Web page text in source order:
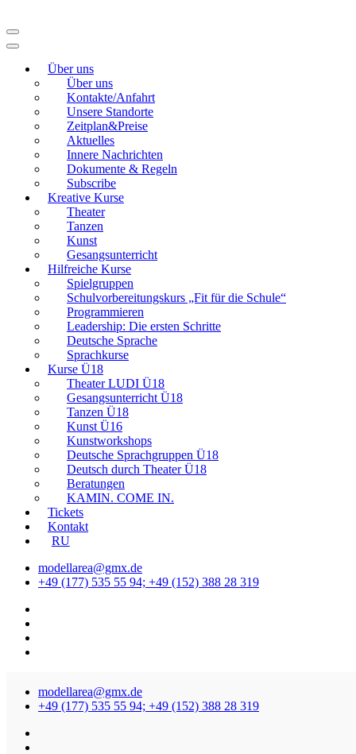
Inhalt
springen
drücken)Über uns
Über uns
Kontakte/Anfahrt
Unsere Standorte
Zeitplan&Preise
Aktuelles
Innere Nachrichten
Dokumente & Regeln
Subscribe
Kreative Kurse
Theater
Tanzen
Kunst
Gesangsunterricht
Hilfreiche Kurse
Spielgruppen
Schulvorbereitungskurs „Fit für die Schule“
Programmieren
Leadership: Die ersten Schritte
Deutsche Sprache
Sprachkurse
Kurse Ü18
Theater LUDI Ü18
Gesangsunterricht Ü18
Tanzen Ü18
Kunst Ü16
Kunstworkshops
Deutsche Sprachgruppen Ü18
Deutsch durch Theater Ü18
Beratungen
KAMIN. COME IN.
Tickets
Kontakt
RU
modellarea@gmx.de
+49 (177) 535 55 94; +49 (152) 388 28 319
modellarea@gmx.de
+49 (177) 535 55 94; +49 (152) 388 28 319